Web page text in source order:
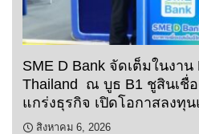
SME D Bank จัดเต็มในงาน
Thailand ณ บูธ B1 ชูสินเชื่อ
แกร่งธุรกิจ เปิดโอกาสลง
สิงหาคม 6, 2026